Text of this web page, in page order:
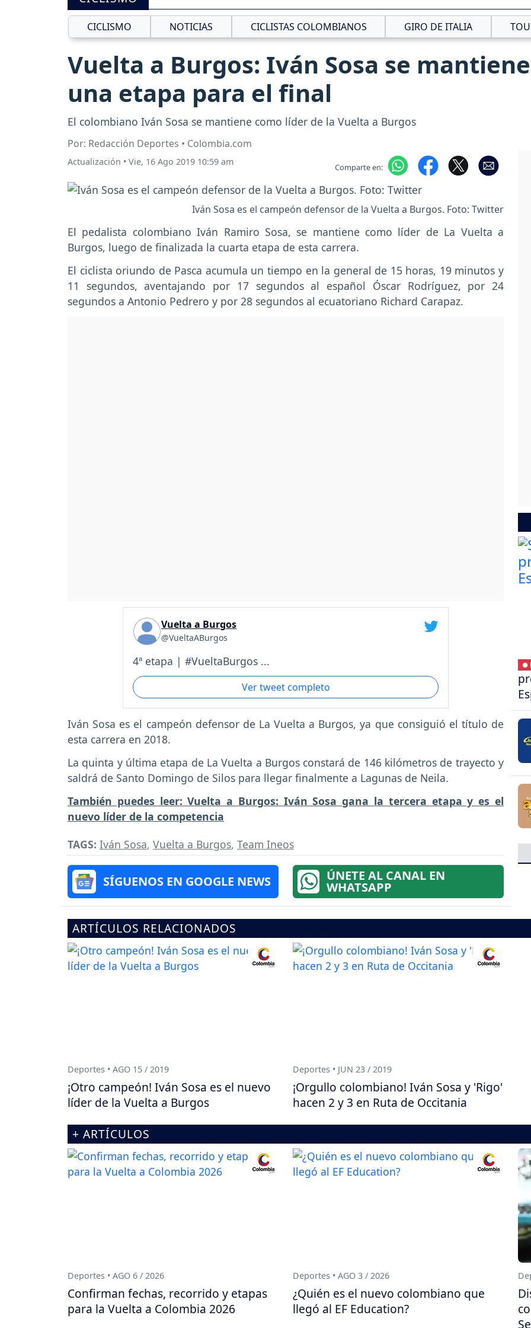
CICLISMO NOTICIAS CICLISTAS COLOMBIANOS GIRO DE ITALIA
Vuelta a Burgos: Iván Sosa se
una etapa para el final
El colombiano Iván Sosa se mantiene como líder de la Vuelta a Burgos
Por: Redacción Deportes • Colombia.com
Actualización • Vie, 16 Ago 2019 10:59 am Comparte en:
Iván Sosa es el campeón defensor de la Vuelta a Burgos. Foto: Twitter
El pedalista colombiano Iván Ramiro Sosa, se mantiene como líder de La Vuelta a
Burgos, luego de finalizada la cuarta etapa de esta carrera.
El ciclista oriundo de Pasca acumula un tiempo en la general de 15 horas, 19 minutos y
11 segundos, aventajando por 17 segundos al español Óscar Rodríguez, por 24
segundos a Antonio Pedrero y por 28 segundos al ecuatoriano Richard Carapaz.
Vuelta a Burgos
@VueltaABurgos
4ª etapa | #VueltaBurgos ...
Ver tweet completo
Iván Sosa es el campeón defensor de La Vuelta a Burgos, ya que consiguió el título de
esta carrera en 2018.
La quinta y última etapa de La Vuelta a Burgos constará de 146 kilómetros de trayecto y
saldrá de Santo Domingo de Silos para llegar finalmente a Lagunas de Neila.
También puedes leer: Vuelta a Burgos: Iván Sosa gana la tercera etapa y es el
nuevo líder de la competencia
TAGS: Iván Sosa, Vuelta a Burgos, Team Ineos
SÍGUENOS EN GOOGLE NEWS ÚNETE AL CANAL EN
WHATSAPP
●
ARTÍCULOS RELACIONADOS
Deportes • AGO 15 / 2019
¡Otro campeón! Iván Sosa es el nuevo
líder de la Vuelta a Burgos
Deportes • JUN 23 / 2019
¡Orgullo colombiano! Iván Sosa y 'Rigo'
hacen 2 y 3 en Ruta de Occitania
+ ARTÍCULOS
Deportes • AGO 6 / 2026
Confirman fechas, recorrido y etapas
para la Vuelta a Colombia 2026
Deportes • AGO 3 / 2026
¿Quién es el nuevo colombiano que
llegó al EF Education?